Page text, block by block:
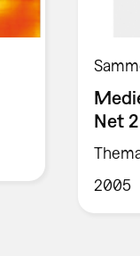
Net 2
2005